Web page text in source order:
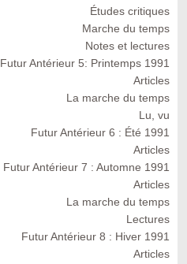
Études critiques
Marche du temps
Notes et lectures
Futur Antérieur 5: Printemps 1991
Articles
La marche du temps
Lu, vu
Futur Antérieur 6 : Été 1991
Articles
Futur Antérieur 7 : Automne 1991
Articles
La marche du temps
Lectures
Futur Antérieur 8 : Hiver 1991
Articles